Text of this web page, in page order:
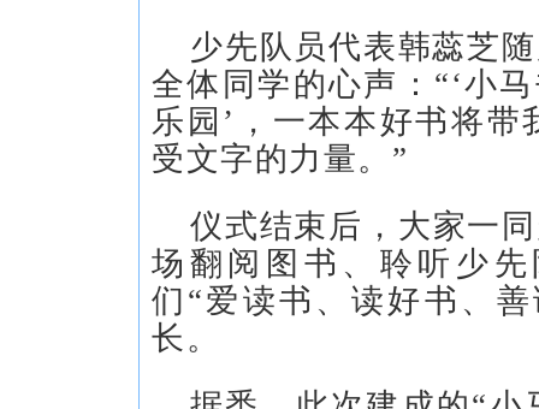
少先队员代表韩蕊芝
全体同学的心声：“‘小
乐园’，一本本好书将
受文字的力量。”
仪式结束后，大家一
场翻阅图书、聆听少
们“爱读书、读好书、
长。